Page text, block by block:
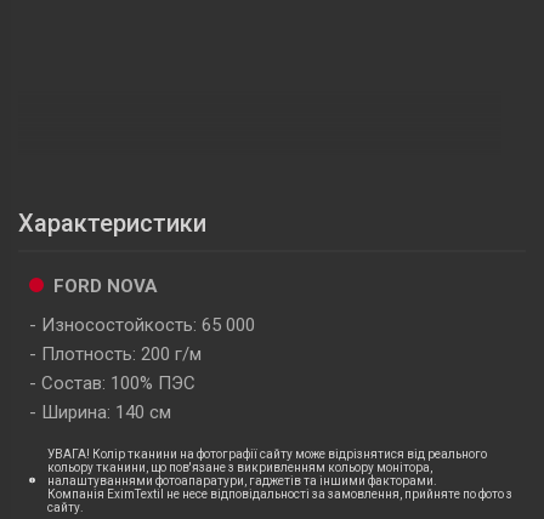
Характеристики
FORD NOVA
Износостойкость: 65 000
Плотность: 200 г/м
Состав: 100% ПЭС
Ширина: 140 см
УВАГА! Колір тканини на фотографії сайту може відрізнятися від реального
кольору тканини, що пов'язане з викривленням кольору монітора,
налаштуваннями фотоапаратури, гаджетів та іншими факторами.
Компанія EximTextil не несе відповідальності за замовлення, прийняте по фото з
сайту.